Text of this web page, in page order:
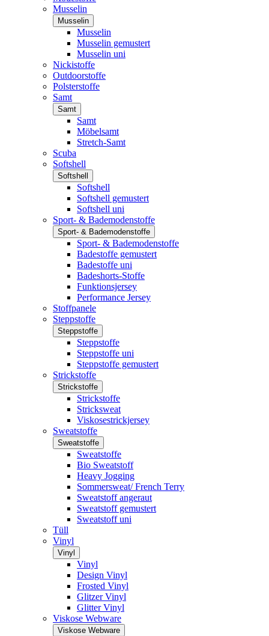
Musselin
Musselin
Musselin
Musselin gemustert
Musselin uni
Nickistoffe
Outdoorstoffe
Polsterstoffe
Samt
Samt
Samt
Möbelsamt
Stretch-Samt
Scuba
Softshell
Softshell
Softshell
Softshell gemustert
Softshell uni
Sport- & Bademodenstoffe
Sport- & Bademodenstoffe
Sport- & Bademodenstoffe
Badestoffe gemustert
Badestoffe uni
Badeshorts-Stoffe
Funktionsjersey
Performance Jersey
Stoffpanele
Steppstoffe
Steppstoffe
Steppstoffe
Steppstoffe uni
Steppstoffe gemustert
Strickstoffe
Strickstoffe
Strickstoffe
Stricksweat
Viskosestrickjersey
Sweatstoffe
Sweatstoffe
Sweatstoffe
Bio Sweatstoff
Heavy Jogging
Sommersweat/ French Terry
Sweatstoff angeraut
Sweatstoff gemustert
Sweatstoff uni
Tüll
Vinyl
Vinyl
Vinyl
Design Vinyl
Frosted Vinyl
Glitzer Vinyl
Glitter Vinyl
Viskose Webware
Viskose Webware